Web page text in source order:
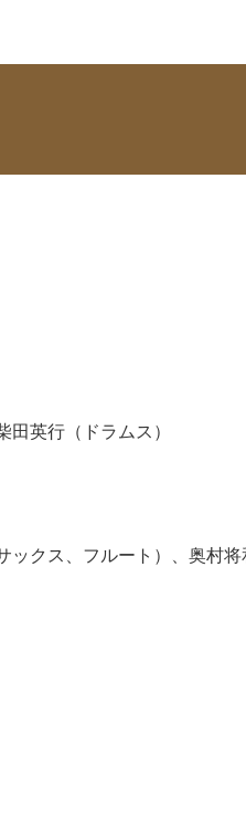
英行（ドラムス）
ス、フルート）、奥村将